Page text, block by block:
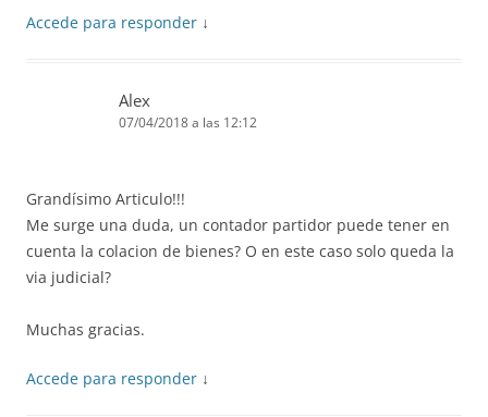
Accede para responder ↓
Alex
07/04/2018 a las 12:12
Grandísimo Articulo!!!
Me surge una duda, un contador partidor puede tener en
cuenta la colacion de bienes? O en este caso solo queda la
via judicial?
Muchas gracias.
Accede para responder ↓